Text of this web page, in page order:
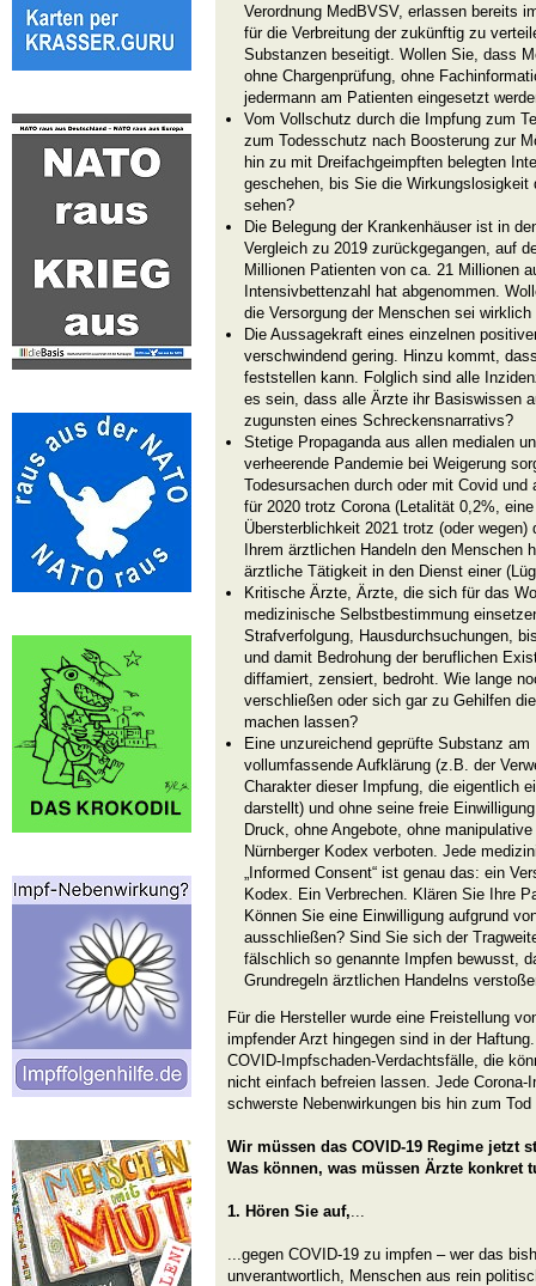
Verordnung MedBVSV, erlassen bereits
für die Verbreitung der zukünftig zu
Substanzen beseitigt. Wollen Sie, dass
ohne Chargenprüfung, ohne
jedermann am Patienten eingesetzt
Vom Vollschutz durch die Impfung zum
zum Todesschutz nach Boosterung zur
hin zu mit Dreifachgeimpften belegten
geschehen, bis Sie die Wirkungslosigkeit
sehen?
Die Belegung der Krankenhäuser ist in
Vergleich zu 2019 zurückgegangen, auf
Millionen Patienten von ca. 21 Millionen
Intensivbettenzahl hat abgenommen.
die Versorgung der Menschen sei
Die Aussagekraft eines einzelnen
verschwindend gering. Hinzu kommt,
feststellen kann. Folglich sind alle
es sein, dass alle Ärzte ihr Basiswissen
zugunsten eines Schreckensnarrativs?
Stetige Propaganda aus allen medialen
verheerende Pandemie bei Weigerung
Todesursachen durch oder mit Covid
für 2020 trotz Corona (Letalität 0,2%,
Übersterblichkeit 2021 trotz (oder
Ihrem ärztlichen Handeln den Menschen
ärztliche Tätigkeit in den Dienst einer
Kritische Ärzte, Ärzte, die sich für das
medizinische Selbstbestimmung
Strafverfolgung, Hausdurchsuchungen,
und damit Bedrohung der beruflichen
diffamiert, zensiert, bedroht. Wie lange
verschließen oder sich gar zu Gehilfen
machen lassen?
Eine unzureichend geprüfte Substanz
vollumfassende Aufklärung (z.B. der
Charakter dieser Impfung, die eigentlich
darstellt) und ohne seine freie
Druck, ohne Angebote, ohne
Nürnberger Kodex verboten. Jede
„Informed Consent“ ist genau das: ein
Kodex. Ein Verbrechen. Klären Sie Ihre
Können Sie eine Einwilligung aufgrund
ausschließen? Sind Sie sich der
fälschlich so genannte Impfen bewusst,
Grundregeln ärztlichen Handelns
Für die Hersteller wurde eine Freistellung
impfender Arzt hingegen sind in der
COVID-Impfschaden-Verdachtsfälle, die
nicht einfach befreien lassen. Jede Corona-
schwerste Nebenwirkungen bis hin zum Tod
Wir müssen das COVID-19 Regime jetzt
Was können, was müssen Ärzte konkret
1. Hören Sie auf,
...gegen COVID-19 zu impfen – wer das
unverantwortlich, Menschen aus rein